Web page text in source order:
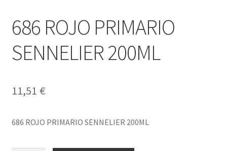
686 ROJO PRIMARIO
SENNELIER 200ML
11,51 €
686 ROJO PRIMARIO SENNELIER 200ML